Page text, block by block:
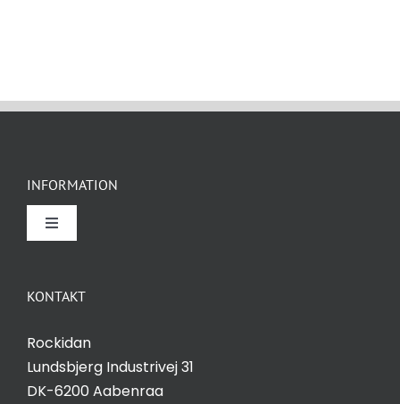
KONTAKT
Rockidan
Lundsbjerg Industrivej 31
DK-6200 Aabenraa
INFORMATION
Toggle
Salgs- og leveringsbetingelser